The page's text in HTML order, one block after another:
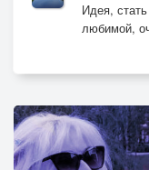
Идея,
любимой,